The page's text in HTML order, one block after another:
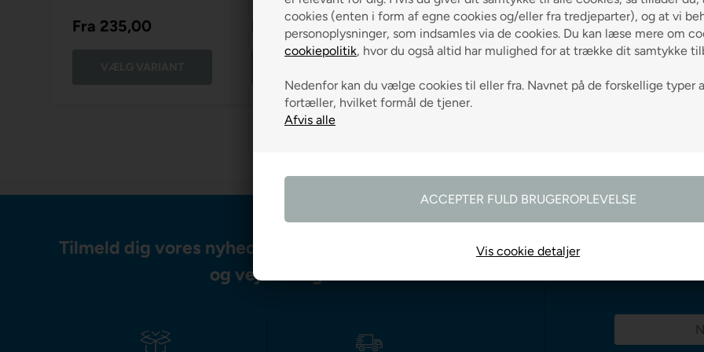
cookies (enten i form af egne cookies og/eller fra tredjeparter), og at vi
personoplysninger, som indsamles via de cookies. Du kan læse mere om
cookiepolitik, hvor du også altid har mulighed for at trække dit samtykke
Nedenfor kan du vælge cookies til eller fra. Navnet på de forskellige typer
fortæller, hvilket formål de tjener.
Vis cookie detaljer
Fra 235,00 525,00 Fra260,00 Fra325,00
Tilmeld dig vores nyhedsbrev og modtag gode råd
og vejledning